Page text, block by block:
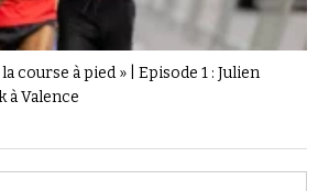
course à pied » | Episode 1 : Julien
à Valence